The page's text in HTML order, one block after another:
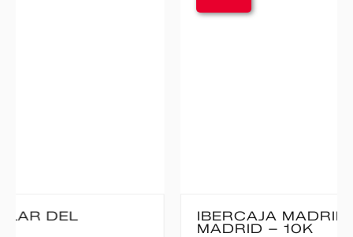
IBERCAJA MADRID CORRE POR